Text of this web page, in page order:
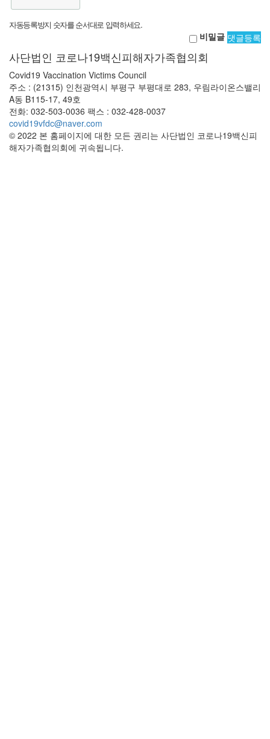
자동등록방지 숫자를 순서대로 입력하세요.
비밀글 댓글등록
사단법인 코로나19백신피해자가족협의회
Covid19 Vaccination Victims Council
주소 : (21315) 인천광역시 부평구 부평대로 283, 우림라이온스밸리
A동 B115-17, 49호
전화: 032-503-0036 팩스 : 032-428-0037
covid19vfdc@naver.com
© 2022 본 홈페이지에 대한 모든 권리는 사단법인 코로나19백신피
해자가족협의회에 귀속됩니다.